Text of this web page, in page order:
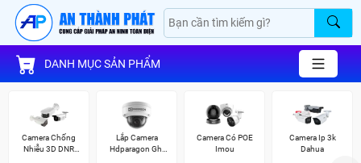
DANH MỤC SẢN PHẨM
Camera Chống
Nhiễu 3D DNR
Lắp Camera
Hdparagon Ghi
Camera Có POE
Imou
Camera Ip 3k
Dahua